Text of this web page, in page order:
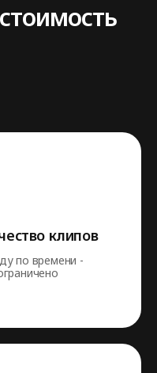
клипов
по времени -